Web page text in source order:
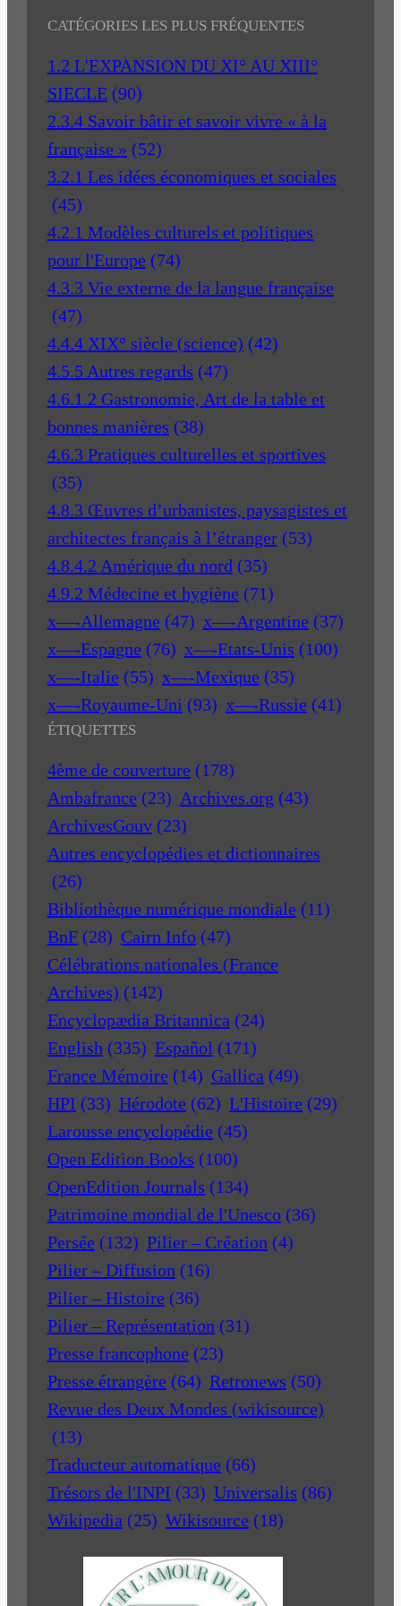
CATÉGORIES LES PLUS FRÉQUENTES
1.2 L'EXPANSION DU XI° AU XIII°
SIECLE (90)
2.3.4 Savoir bâtir et savoir vivre « à la
française » (52)
3.2.1 Les idées économiques et sociales
(45)
4.2.1 Modèles culturels et politiques
pour l'Europe (74)
4.3.3 Vie externe de la langue française
(47)
4.4.4 XIX° siècle (science) (42)
4.5.5 Autres regards (47)
4.6.1.2 Gastronomie, Art de la table et
bonnes manières (38)
4.6.3 Pratiques culturelles et sportives
(35)
4.8.3 Œuvres d’urbanistes, paysagistes et
architectes français à l’étranger (53)
4.8.4.2 Amérique du nord (35)
4.9.2 Médecine et hygiène (71)
x—-Allemagne (47) x—-Argentine (37)
x—-Espagne (76) x—-Etats-Unis (100)
x—-Italie (55) x—-Mexique (35)
x—-Royaume-Uni (93) x—-Russie (41)
ÉTIQUETTES
4ème de couverture (178)
Ambafrance (23) Archives.org (43)
ArchivesGouv (23)
Autres encyclopédies et dictionnaires
(26)
Bibliothèque numérique mondiale (11)
BnF (28) Cairn Info (47)
Célébrations nationales (France
Archives) (142)
Encyclopædia Britannica (24)
English (335) Español (171)
France Mémoire (14) Gallica (49)
HPI (33) Hérodote (62) L'Histoire (29)
Larousse encyclopédie (45)
Open Edition Books (100)
OpenEdition Journals (134)
Patrimoine mondial de l'Unesco (36)
Persée (132) Pilier – Création (4)
Pilier – Diffusion (16)
Pilier – Histoire (36)
Pilier – Représentation (31)
Presse francophone (23)
Presse étrangère (64) Retronews (50)
Revue des Deux Mondes (wikisource)
(13)
Traducteur automatique (66)
Trésors de l'INPI (33) Universalis (86)
Wikipedia (25) Wikisource (18)